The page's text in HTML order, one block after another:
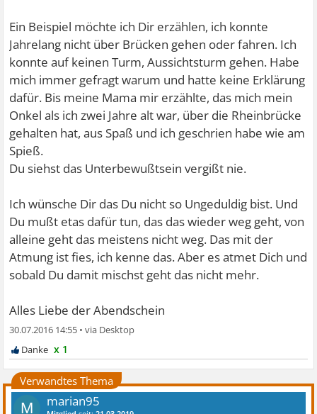
Ein Beispiel möchte ich Dir erzählen, ich konnte
Jahrelang nicht über Brücken gehen oder fahren. Ich
konnte auf keinen Turm, Aussichtsturm gehen. Habe
mich immer gefragt warum und hatte keine Erklärung
dafür. Bis meine Mama mir erzählte, das mich mein
Onkel als ich zwei Jahre alt war, über die Rheinbrücke
gehalten hat, aus Spaß und ich geschrien habe wie am
Spieß.
Du siehst das Unterbewußtsein vergißt nie.
Ich wünsche Dir das Du nicht so Ungeduldig bist. Und
Du mußt etas dafür tun, das das wieder weg geht, von
alleine geht das meistens nicht weg. Das mit der
Atmung ist fies, ich kenne das. Aber es atmet Dich und
sobald Du damit mischst geht das nicht mehr.
Alles Liebe der Abendschein
30.07.2016 14:55 •
x 1
Verwandtes Thema
M marian95